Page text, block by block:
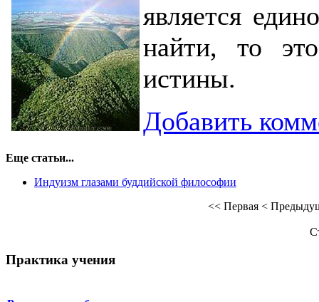
является
найти, то
истины.
Добавить
Еще статьи...
Индуизм глазами буддийской философии
<< Первая <
Практика учения